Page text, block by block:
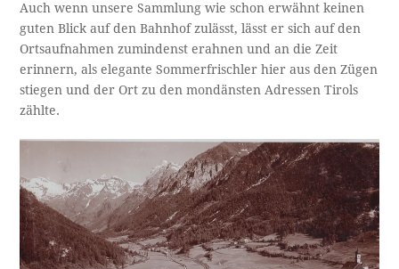
Auch wenn unsere Sammlung wie schon erwähnt keinen
guten Blick auf den Bahnhof zulässt, lässt er sich auf den
Ortsaufnahmen zumindenst erahnen und an die Zeit
erinnern, als elegante Sommerfrischler hier aus den Zügen
stiegen und der Ort zu den mondänsten Adressen Tirols
zählte.